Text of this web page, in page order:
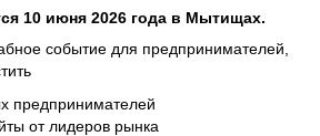
10 июня 2026 года в Мытищах.
событие для предпринимателей,
предпринимателей
от лидеров рынка